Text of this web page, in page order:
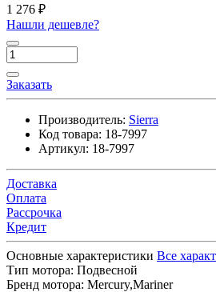
1 276 ₽
Нашли дешевле?
Заказать
Производитель: Sierra
Код товара: 18-7997
Артикул: 18-7997
Доставка
Оплата
Рассрочка
Кредит
Основные характеристики Все
Тип мотора: Подвесной
Бренд мотора: Mercury,Mariner